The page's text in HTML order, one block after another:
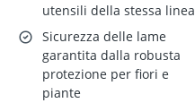
utensili della stessa linea
Sicurezza delle lame
garantita dalla robusta
protezione per fiori e
piante